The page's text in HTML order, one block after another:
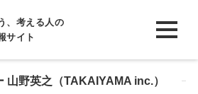
、考える人の
サイト
山野英之（TAKAIYAMA inc.）